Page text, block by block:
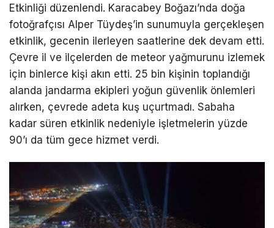
Etkinliği düzenlendi. Karacabey Boğazı’nda doğa
fotoğrafçısı Alper Tüydeş’in sunumuyla gerçekleşen
etkinlik, gecenin ilerleyen saatlerine dek devam etti.
Çevre il ve ilçelerden de meteor yağmurunu izlemek
için binlerce kişi akın etti. 25 bin kişinin toplandığı
alanda jandarma ekipleri yoğun güvenlik önlemleri
alırken, çevrede adeta kuş uçurtmadı. Sabaha
kadar süren etkinlik nedeniyle işletmelerin yüzde
90’ı da tüm gece hizmet verdi.